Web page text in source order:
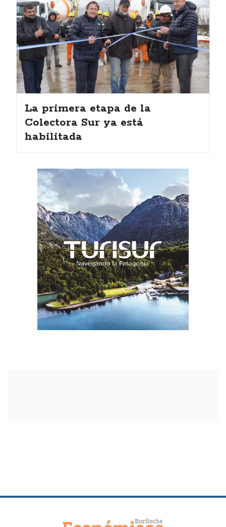
La primera etapa de la
Colectora Sur ya está
habilitada